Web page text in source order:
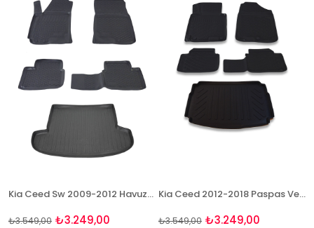
Kia Ceed Sw 2009-2012 Havuzlu Paspas ve Bagaj Seti Bizymo
₺3.249,00
₺3.549,00
Kia Ceed 2012-2018 Paspas Ve Bagaj Havuzu Seti
₺3.249,00
₺3.549,00